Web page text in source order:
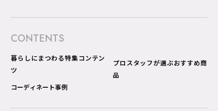
CONTENTS
暮らしにまつわる特集コンテン
ツ
コーディネート事例
プロスタッフが選ぶおすすめ商
品